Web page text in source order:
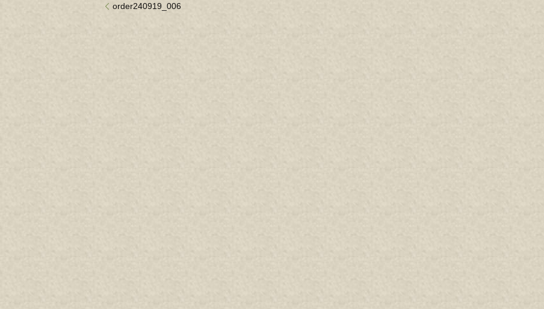
order240919_006